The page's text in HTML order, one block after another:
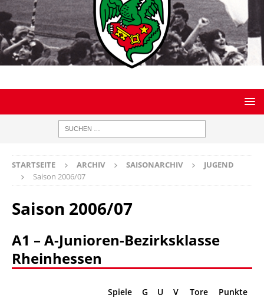
STARTSEITE ARCHIV SAISONARCHIV
JUGEND
Saison 2006/07
Saison 2006/07
A1 – A-Junioren-Bezirksklasse
Rheinhessen
Spiele G U V Tore Punkte